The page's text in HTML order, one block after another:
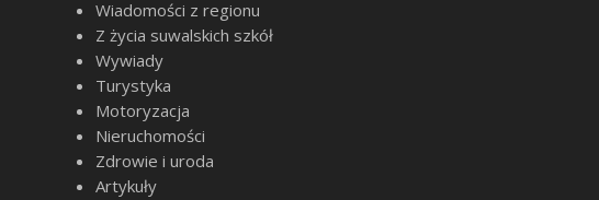
Wiadomości z regionu
Z życia suwalskich szkół
Wywiady
Turystyka
Motoryzacja
Nieruchomości
Zdrowie i uroda
Artykuły